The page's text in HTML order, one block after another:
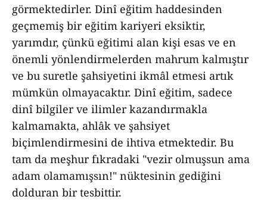
görmektedirler. Dinî eğitim haddesinden
geçmemiş bir eğitim kariyeri eksiktir,
yarımdır, çünkü eğitimi alan kişi esas ve en
önemli yönlendirmelerden mahrum kalmıştır
ve bu suretle şahsiyetini ikmâl etmesi artık
mümkün olmayacaktır. Dinî eğitim, sadece
dinî bilgiler ve ilimler kazandırmakla
kalmamakta, ahlâk ve şahsiyet
biçimlendirmesini de ihtiva etmektedir. Bu
tam da meşhur fıkradaki "vezir olmuşsun ama
adam olamamışsın!" nüktesinin gediğini
dolduran bir tesbittir.